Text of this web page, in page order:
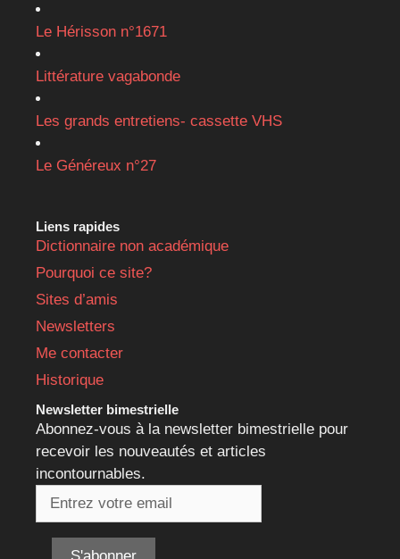
Le Hérisson n°1671
Littérature vagabonde
Les grands entretiens- cassette VHS
Le Généreux n°27
Liens rapides
Dictionnaire non académique
Pourquoi ce site?
Sites d’amis
Newsletters
Me contacter
Historique
Newsletter bimestrielle
Abonnez-vous à la newsletter bimestrielle pour
recevoir les nouveautés et articles
incontournables.